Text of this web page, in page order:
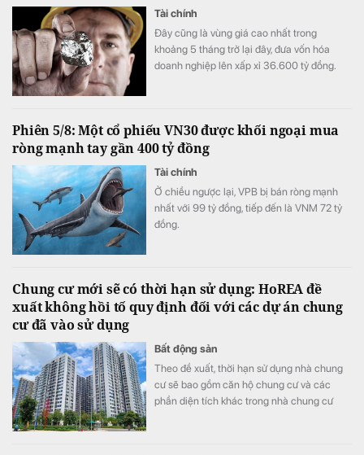
Tài chính
Đây cũng là vùng giá cao nhất trong
khoảng 5 tháng trở lại đây, đưa vốn hóa
doanh nghiệp lên xấp xỉ 36.600 tỷ đồng.
Phiên 5/8: Một cổ phiếu VN30 được khối ngoại mua
ròng mạnh tay gần 400 tỷ đồng
Tài chính
Ở chiều ngược lại, VPB bị bán ròng mạnh
nhất với 99 tỷ đồng, tiếp đến là VNM 72 tỷ
đồng.
Chung cư mới sẽ có thời hạn sử dụng: HoREA đề
xuất không hồi tố quy định đối với các dự án chung
cư đã vào sử dụng
Bất động sản
Theo đề xuất, thời hạn sử dụng nhà chung
cư sẽ bao gồm căn hộ chung cư và các
phần diện tích khác trong nhà chung cư